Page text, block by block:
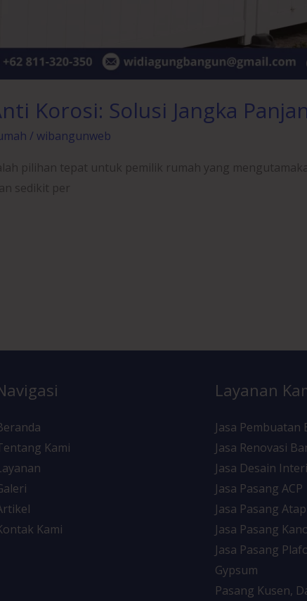
Korosi: Solusi Jangka
/ wibangunweb
pilihan tepat untuk pemilik rumah yang
sedikit per
Kami
Kami
Layanan
Jasa Pembuatan
Jasa Renovasi
Jasa Desain
Jasa Pasang ACP
Jasa Pasang
Jasa Pasang
Jasa Pasang
Gypsum
Pasang Kusen,